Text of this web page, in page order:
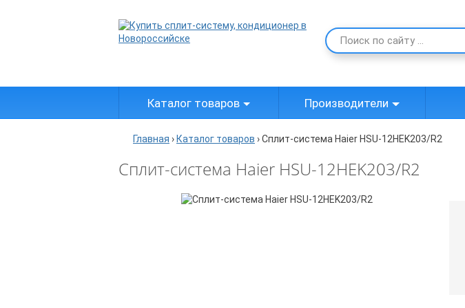
Каталог товаров Производители
Главная › Каталог товаров ›Сплит-система Haier HSU-12HEK203/R2
Сплит-система Haier HSU-12HEK203/R2